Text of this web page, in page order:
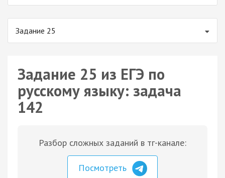
Задание 25
Задание 25 из ЕГЭ по
русскому языку: задача
142
Разбор сложных заданий в тг-канале:
Посмотреть